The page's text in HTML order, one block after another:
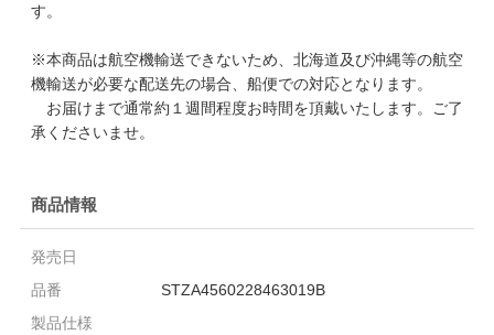
す。
※本商品は航空機輸送できないため、北海道及び沖縄等の航空
機輸送が必要な配送先の場合、船便での対応となります。
お届けまで通常約１週間程度お時間を頂戴いたします。ご了
承くださいませ。
商品情報
発売日
品番
STZA4560228463019B
製品仕様